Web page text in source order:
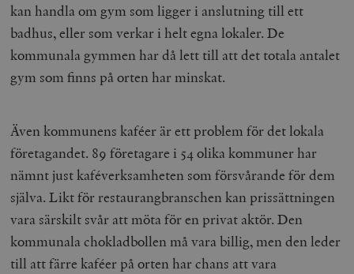
kan handla om gym som ligger i anslutning till ett
badhus, eller som verkar i helt egna lokaler. De
kommunala gymmen har då lett till att det totala antalet
gym som finns på orten har minskat.
Även kommunens kaféer är ett problem för det lokala
företagandet. 89 företagare i 54 olika kommuner har
nämnt just kaféverksamheten som försvårande för dem
själva. Likt för restaurangbranschen kan prissättningen
vara särskilt svår att möta för en privat aktör. Den
kommunala chokladbollen må vara billig, men den leder
till att färre kaféer på orten har chans att vara